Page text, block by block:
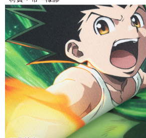
宅配-離島(澎湖/金門/馬祖)-木棉花樂園專用
配送毎にNT$220
黑貓宅配-貨到付款
配送毎にNT$150